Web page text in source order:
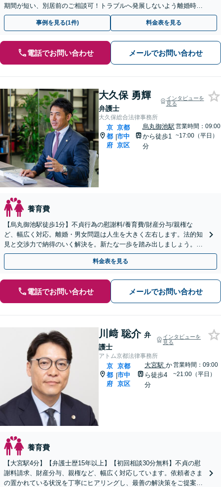
期間が短い、別居前のご相談可！トラブルへ発展しないよう離婚時の
取り決めもアドバイス。まずはお電話を【四条烏丸5分】
事例を見る(1件) 料金表を見る
電話でお問い合わせ メールでお問い合わせ
大久保 勇輝
弁護士
インタビューを
見る
大久保総合法律事務所
京
都
府
|
京都
市中
京区
烏丸御池駅
から徒歩1
分
営業時間：09:00
~17:00（平日）
養育費
【烏丸御池駅徒歩1分】不貞行為の慰謝料/養育費/財産分与/親権な
ど、幅広く対応。離婚・男女問題は人生を大きく左右します。法的知
見と交渉力で納得のいく解決を。新たな一歩を踏み出しましょう。
【土日夜間対応】
料金表を見る
電話でお問い合わせ メールでお問い合わせ
川﨑 聡介 弁
護士
インタビューを
見る
アトム京都法律事務所
京
都
府
|
京都
市中
京区
大宮駅 か
ら徒歩4
分
営業時間：09:00
~21:00（平日）
養育費
【大宮駅4分】【弁護士歴15年以上】【初回相談30分無料】不貞の慰
謝料請求、財産分与、親権など、幅広く対応しています。依頼者さま
の置かれている状況を丁寧にヒアリングし、最善の解決策をご提案し